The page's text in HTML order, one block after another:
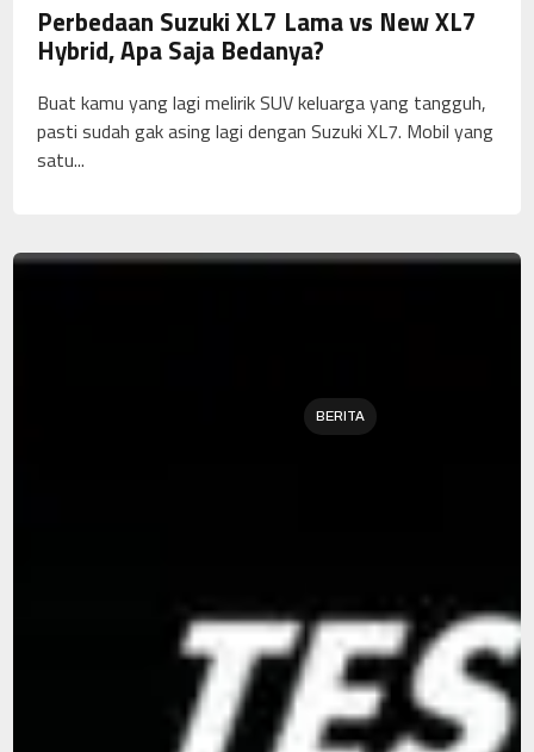
Perbedaan Suzuki XL7 Lama vs New XL7
Hybrid, Apa Saja Bedanya?
Buat kamu yang lagi melirik SUV keluarga yang tangguh,
pasti sudah gak asing lagi dengan Suzuki XL7. Mobil yang
satu...
BERITA